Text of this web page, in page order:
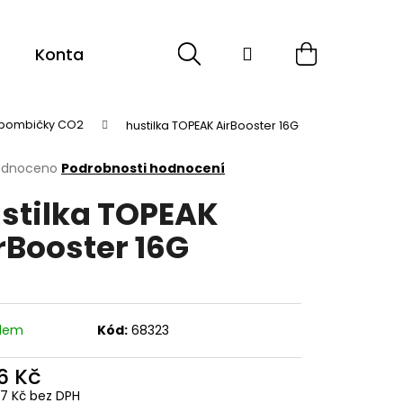
Kontakt Sport Cyklistika
HledatPřihlášeníNákupní
CO2 hustilka TOPEAK AirBooster 16G
Podrobnosti hodnocení
TOPEAK
16G
Kód: 68323
Kč
Kč bez DPH